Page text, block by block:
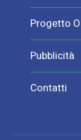
Progetto
Pubblicità
Contatti